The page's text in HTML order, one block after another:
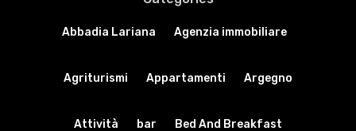
Abbadia Lariana Agenzia immobiliare
Agriturismi Appartamenti Argegno
Attività bar Bed And Breakfast